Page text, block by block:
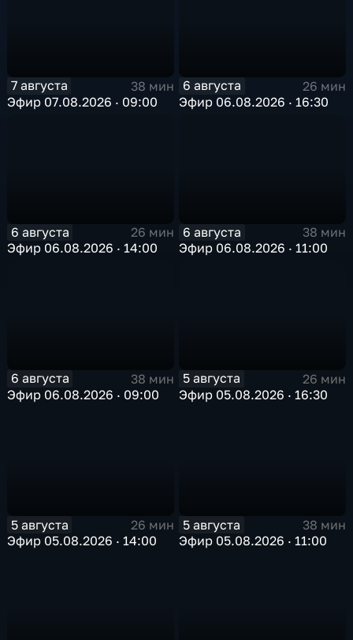
7 августа
38 мин
Эфир 07.08.2026 · 09:00
6 августа
26 мин
Эфир 06.08.2026 · 16:30
6 августа
26 мин
Эфир 06.08.2026 · 14:00
6 августа
38 мин
Эфир 06.08.2026 · 11:00
6 августа
38 мин
Эфир 06.08.2026 · 09:00
5 августа
26 мин
Эфир 05.08.2026 · 16:30
5 августа
26 мин
Эфир 05.08.2026 · 14:00
5 августа
38 мин
Эфир 05.08.2026 · 11:00